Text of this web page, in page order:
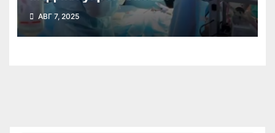
сотрудничество с Донецкой
Народной Республикой
АВГ 7, 2025